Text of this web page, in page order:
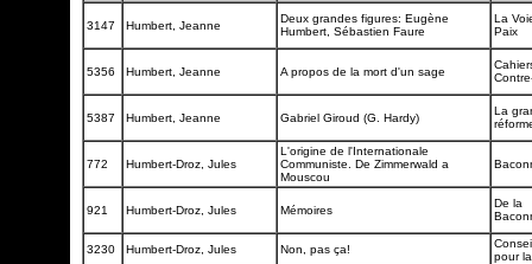
3147 Humbert, Jeanne
Deux grandes figures: Eugène
Humbert, Sébastien Faure
La
Paix
5356 Humbert, Jeanne A propos de la mort d'un sage
5387 Humbert, Jeanne Gabriel Giroud (G. Hardy)
La
772 Humbert-Droz, Jules
L'origine de l'Internationale
Communiste. De Zimmerwald a
Mouscou
921 Humbert-Droz, Jules Mémoires
De la
3230 Humbert-Droz, Jules Non, pas ça!
pour